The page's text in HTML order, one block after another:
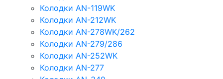
Колодки AN-119WK
Колодки AN-212WK
Колодки AN-278WK/262
Колодки AN-279/286
Колодки AN-252WK
Колодки AN-277